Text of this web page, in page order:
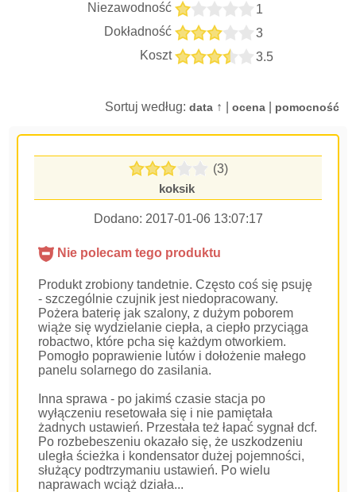
Niezawodność
1
Dokładność
3
Koszt
3.5
Sortuj według: data↑ | ocena| pomocność
(3)
koksik
Dodano: 2017-01-06 13:07:17
Nie polecam tego produktu
Produkt zrobiony tandetnie. Często coś się psuję
- szczególnie czujnik jest niedopracowany.
Pożera baterię jak szalony, z dużym poborem
wiąże się wydzielanie ciepła, a ciepło przyciąga
robactwo, które pcha się każdym otworkiem.
Pomogło poprawienie lutów i dołożenie małego
panelu solarnego do zasilania.
Inna sprawa - po jakimś czasie stacja po
wyłączeniu resetowała się i nie pamiętała
żadnych ustawień. Przestała też łapać sygnał dcf.
Po rozbebeszeniu okazało się, że uszkodzeniu
uległa ścieżka i kondensator dużej pojemności,
służący podtrzymaniu ustawień. Po wielu
naprawach wciąż działa...